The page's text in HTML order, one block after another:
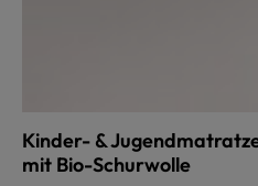
Kinder- &
mit Bio-Schurwolle